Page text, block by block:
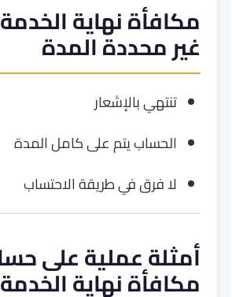
مكافأة نهاية
غير محددة المدة
تنتهي بالإشعار
الحساب يتم على كامل المدة
لا فرق في طريقة الاحتساب
أمثلة عملية على
مكافأة نهاية الخدمة